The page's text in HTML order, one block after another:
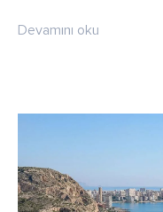
Devamını oku